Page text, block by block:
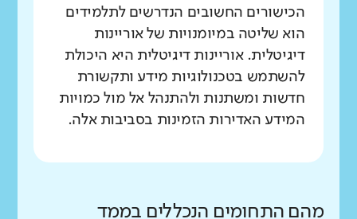
הכישורים החשובים הנדרשים לתלמידים
הוא שליטה במיומנויות של אוריינות
דיגיטלית. אוריינות דיגיטלית היא היכולת
להשתמש בטכנולוגיות מידע ותקשורת
חדשות ומשתנות ולהתנהל אל מול כמויות
המידע האדירות הזמינות בסביבות אלה.
מהם התחומים הנכללים בממד